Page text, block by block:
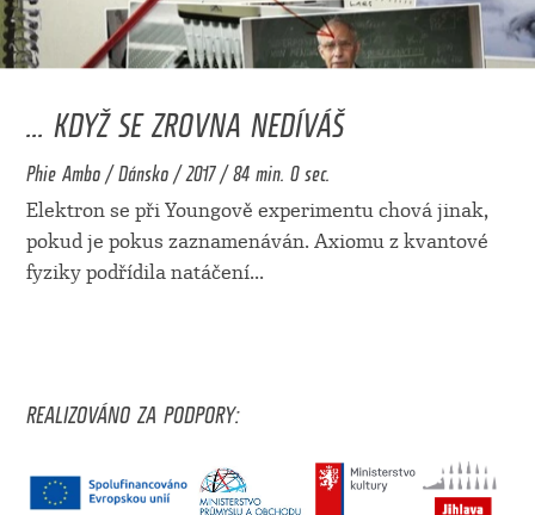
... KDYŽ SE ZROVNA NEDÍVÁŠ
Phie Ambo / Dánsko / 2017 / 84 min. 0 sec.
Elektron se při Youngově experimentu chová jinak,
pokud je pokus zaznamenáván. Axiomu z kvantové
fyziky podřídila natáčení...
REALIZOVÁNO ZA PODPORY: